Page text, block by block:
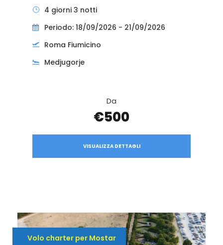
4 giorni 3 notti
Periodo: 18/09/2026 - 21/09/2026
Roma Fiumicino
Medjugorje
Da
€500
VISUALIZZA DETTAGLI
Volo charter per Mostar